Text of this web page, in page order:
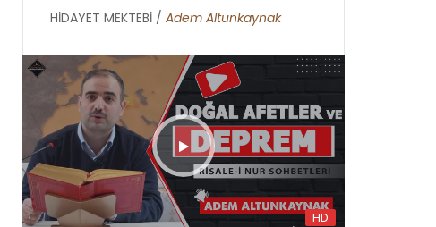
HİDAYET MEKTEBİ / Adem Altunkaynak
HD